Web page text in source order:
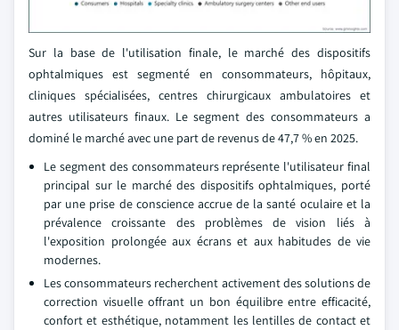
Sur la base de l'utilisation finale, le marché des dispositifs
ophtalmiques est segmenté en consommateurs, hôpitaux,
cliniques spécialisées, centres chirurgicaux ambulatoires et
autres utilisateurs finaux. Le segment des consommateurs a
dominé le marché avec une part de revenus de 47,7 % en 2025.
Le segment des consommateurs représente l'utilisateur final
principal sur le marché des dispositifs ophtalmiques, porté
par une prise de conscience accrue de la santé oculaire et la
prévalence croissante des problèmes de vision liés à
l'exposition prolongée aux écrans et aux habitudes de vie
modernes.
Les consommateurs recherchent activement des solutions de
correction visuelle offrant un bon équilibre entre efficacité,
confort et esthétique, notamment les lentilles de contact et